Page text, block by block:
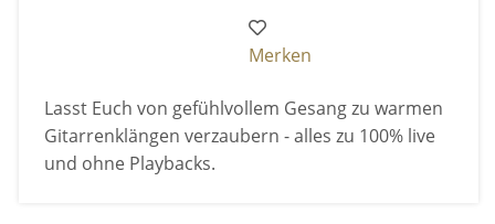
Merken
Lasst Euch von gefühlvollem Gesang zu warmen
Gitarrenklängen verzaubern - alles zu 100% live
und ohne Playbacks.